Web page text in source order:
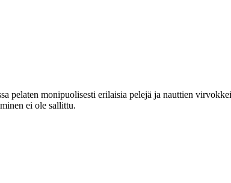
pelaten monipuolisesti erilaisia pelejä ja nauttien
ei ole sallittu.